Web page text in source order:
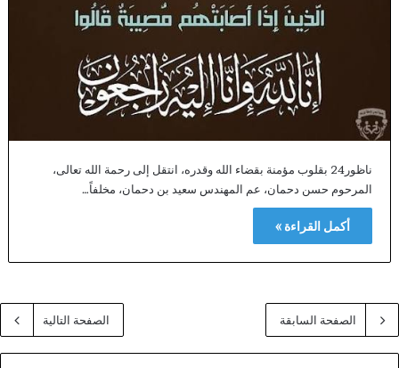
ناظور24 بقلوب مؤمنة بقضاء الله وقدره، انتقل إلى رحمة الله تعالى،
المرحوم حسن دحمان، عم المهندس سعيد بن دحمان، مخلفاً…
أكمل القراءة »
الصفحة السابقة الصفحة التالية